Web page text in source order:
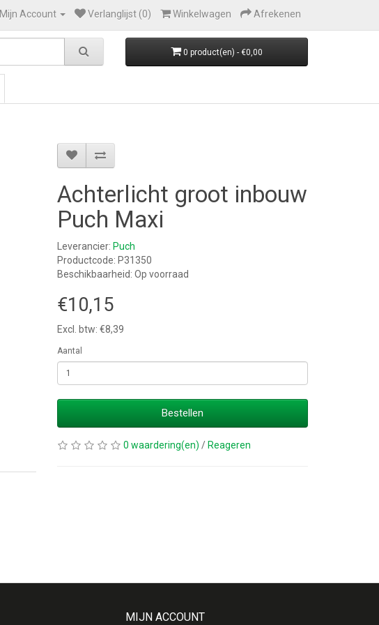
Mijn Account Verlanglijst (0) Winkelwagen Afrekenen
0 product(en) - €0,00
Achterlicht groot inbouw
Puch Maxi
Leverancier: Puch
Productcode: P31350
Beschikbaarheid: Op voorraad
€10,15
Excl. btw: €8,39
Aantal
Bestellen
0 waardering(en) / Reageren
MIJN ACCOUNT